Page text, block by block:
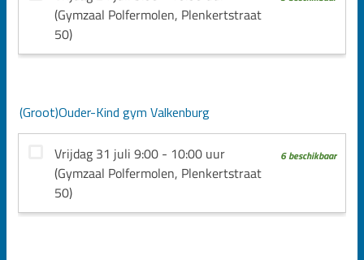
(Groot)Ouder-Kind gym Valkenburg